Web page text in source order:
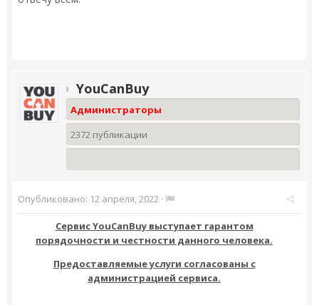
YouCanBuy
Администраторы
2372 публикации
Опубликовано: 12 апреля, 2022 ·
Сервис YouCanBuy выступает гарантом
порядочности и честности данного человека.
Предоставляемые услуги согласованы с
администрацией сервиса.